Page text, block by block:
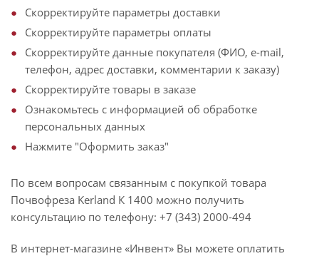
Скорректируйте параметры доставки
Скорректируйте параметры оплаты
Скорректируйте данные покупателя (ФИО, e-mail,
телефон, адрес доставки, комментарии к заказу)
Скорректируйте товары в заказе
Ознакомьтесь с информацией об обработке
персональных данных
Нажмите "Оформить заказ"
По всем вопросам связанным с покупкой товара
Почвофреза Kerland К 1400 можно получить
консультацию по телефону: +7 (343) 2000-494
В интернет-магазине «Инвент» Вы можете оплатить